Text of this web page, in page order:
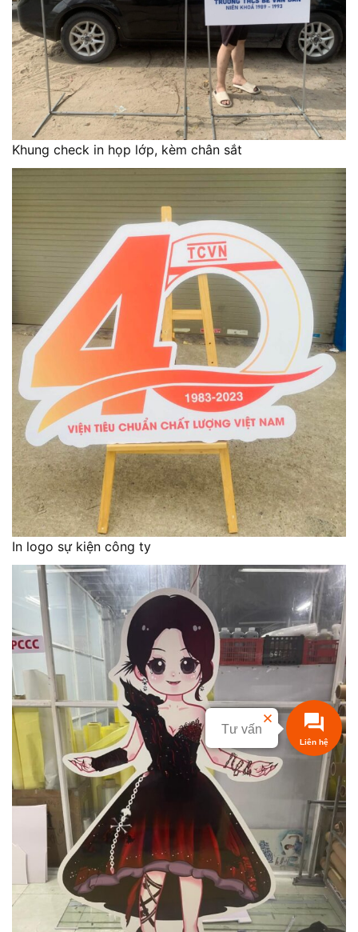
Khung check in họp lớp, kèm chân sắt
In logo sự kiện công ty
Tư vấn